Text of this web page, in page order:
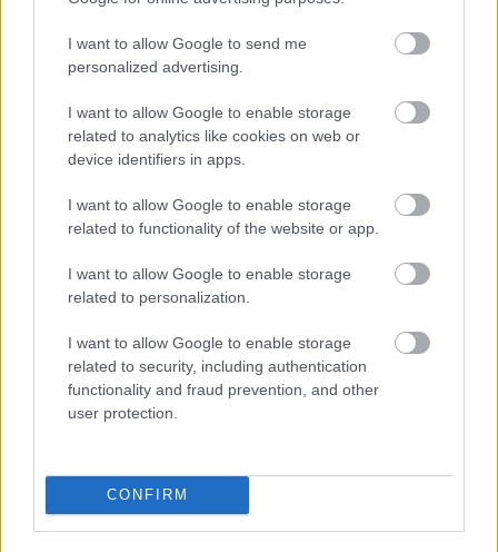
I want to allow Google to send me
personalized advertising.
I want to allow Google to enable storage
related to analytics like cookies on web or
device identifiers in apps.
I want to allow Google to enable storage
related to functionality of the website or app.
I want to allow Google to enable storage
related to personalization.
I want to allow Google to enable storage
related to security, including authentication
functionality and fraud prevention, and other
user protection.
CONFIRM
Prix és számos más legendás esemény helye. 1920 óta
számos átalakításon ment keresztül, de a hírhedt Eau
Rouge része változás nélkül maradt, ami mind a mai
napig az egyik leggyorsabb és legizgalmasabb pályává
teszi ezt.